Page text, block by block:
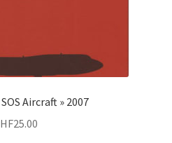
Aircraft » 2007
25.00